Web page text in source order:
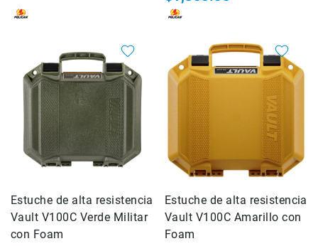
Accesorios
Fotografia
Impresoras
Película
fotográfica
Químicos
revelado
Baño
de
Estuche de alta resistencia
Vault V100C Verde Militar
con Foam
Estuche de alta resistencia
Vault V100C Amarillo con
Foam